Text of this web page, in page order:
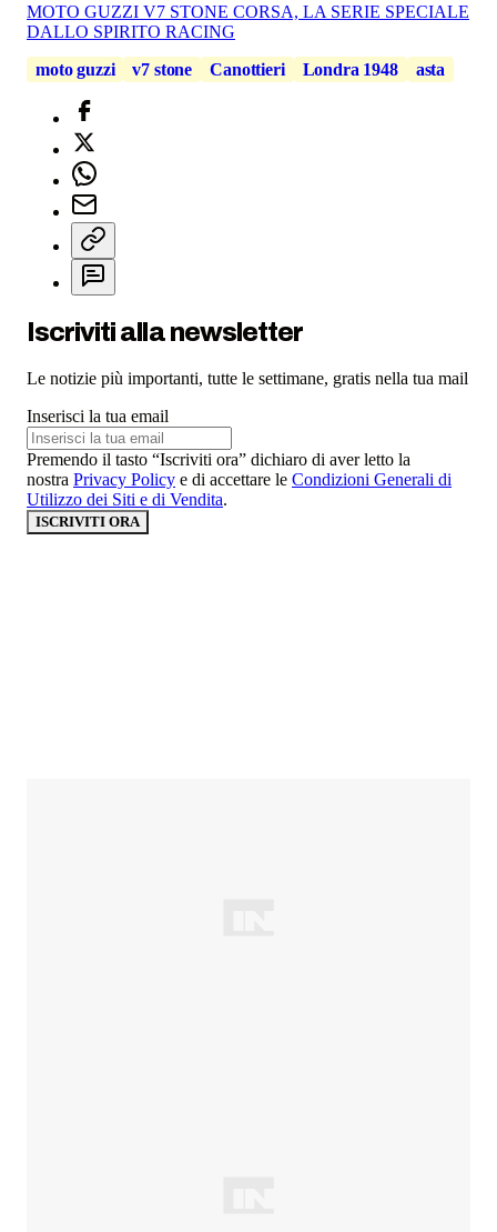
MOTO GUZZI V7 STONE CORSA, LA SERIE SPECIALE
DALLO SPIRITO RACING
moto guzzi
v7 stone Canottieri Londra 1948 asta
Iscriviti alla newsletter
Le notizie più importanti, tutte le settimane, gratis nella tua mail
Inserisci la tua email
Premendo il tasto “Iscriviti ora” dichiaro di aver letto la
nostra Privacy Policy e di accettare le Condizioni Generali di
Utilizzo dei Siti e di Vendita.
ISCRIVITI ORA